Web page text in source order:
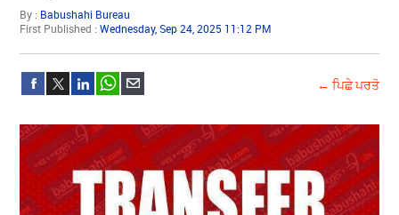
By : Babushahi Bureau
First Published :Wednesday, Sep 24, 2025 11:12 PM
← ਪਿਛੇ ਪਰਤੋ